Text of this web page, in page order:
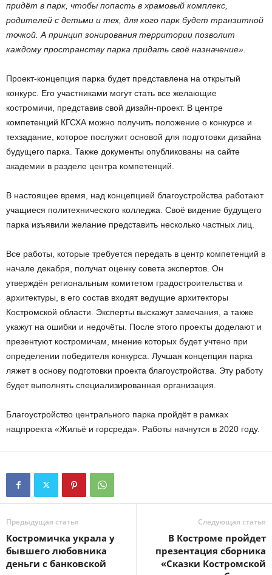
придёт в парк, чтобы попасть в храмовый комплекс,
родителей с детьми и тех, для кого парк будет транзитной
точкой. А принцип зонирования территории позволит
каждому пространству парка придать своё назначение».
Проект-концепция парка будет представлена на открытый
конкурс. Его участниками могут стать все желающие
костромичи, представив свой дизайн-проект. В центре
компетенций КГСХА можно получить положение о конкурсе и
техзадание, которое послужит основой для подготовки дизайна
будущего парка. Также документы опубликованы на сайте
академии в разделе центра компетенций.
В настоящее время, над концепцией благоустройства работают
учащиеся политехнического колледжа. Своё видение будущего
парка изъявили желание представить несколько частных лиц.
Все работы, которые требуется передать в центр компетенций в
начале декабря, получат оценку совета экспертов. Он
утверждён региональным комитетом градостроительства и
архитектуры, в его состав входят ведущие архитекторы
Костромской области. Эксперты выскажут замечания, а также
укажут на ошибки и недочёты. После этого проекты доделают и
презентуют костромичам, мнение которых будет учтено при
определении победителя конкурса. Лучшая концепция парка
ляжет в основу подготовки проекта благоустройства. Эту работу
будет выполнять специализированная организация.
Благоустройство центрального парка пройдёт в рамках
нацпроекта «Жильё и горсреда». Работы начнутся в 2020 году.
Предыдущая статья
Костромичка украла у
бывшего любовника
деньги с банковской
Следующая статья
В Костроме пройдет
презентация сборника
«Сказки Костромской